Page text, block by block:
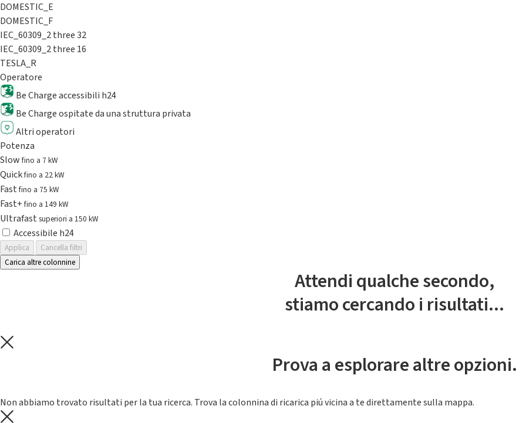
DOMESTIC_E
DOMESTIC_F
IEC_60309_2 three 32
IEC_60309_2 three 16
TESLA_R
Operatore
Be Charge accessibili h24
Be Charge ospitate da una struttura privata
Altri operatori
Potenza
Slowfino a 7 kW
Quickfino a 22 kW
Fastfino a 75 kW
Fast+fino a 149 kW
Ultrafast superiori a 150 kW
Accessibile h24
Applica
Cancella filtri
Carica altre colonnine
Attendi qualche secondo,
stiamo cercando i risultati...
Prova a esplorare altre opzioni.
Non abbiamo trovato risultati per la tua ricerca. Trova la colonnina di ricarica piú vicina a te direttamente sulla mappa.